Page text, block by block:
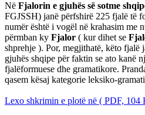
Në Fjalorin e gjuhës së sotme
FGJSSH) janë përfshirë 225 fjalë të
numër është i vogël në krahasim me
përmban ky Fjalor ( kur dihet se
shprehje ). Por, megjithatë, këto fjalë
gjuhës shqipe për faktin se ato kanë
fjalëformuese dhe gramatikore.
qasem kësaj kategorie leksiko-
Lexo shkrimin e plotë në ( PDF, 104